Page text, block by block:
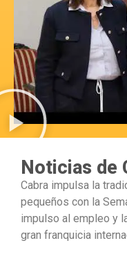
Noticias de
Cabra impulsa la
pequeños con la
impulso al empleo y
gran franquicia